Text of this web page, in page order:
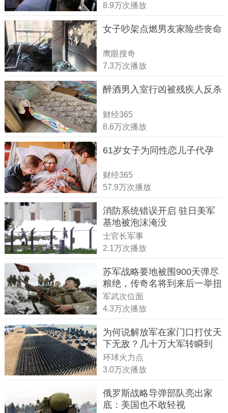
8.9万次播放
女子吵架点燃男友家险些丧命
鹰眼搜奇
7.3万次播放
醉酒男入室行凶被残疾人反杀
财经365
8.6万次播放
61岁女子为同性恋儿子代孕
财经365
57.9万次播放
消防系统错误开启 驻日美军
基地被泡沫淹没
士官长军事
2.1万次播放
苏军战略要地被围900天弹尽
粮绝，传奇名将到来后一举扭
转战局
军武次位面
4.3万次播放
为何说解放军在家门口打仗天
下无敌？几十万大军转瞬到
达！
环球火力点
3.0万次播放
俄罗斯战略导弹部队亮出家
底：美国也不敢轻视